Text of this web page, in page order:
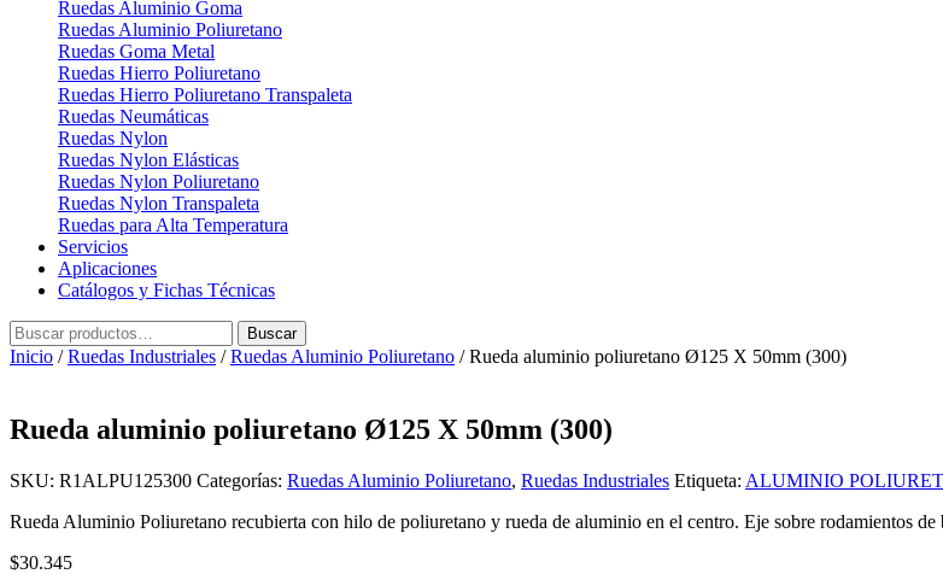
Ruedas Aluminio Goma
Ruedas Aluminio Poliuretano
Ruedas Goma Metal
Ruedas Hierro Poliuretano
Ruedas Hierro Poliuretano Transpaleta
Ruedas Neumáticas
Ruedas Nylon
Ruedas Nylon Elásticas
Ruedas Nylon Poliuretano
Ruedas Nylon Transpaleta
Ruedas para Alta Temperatura
Servicios
Aplicaciones
Catálogos y Fichas Técnicas
Buscar
por:
Buscar
Inicio /Ruedas Industriales /Ruedas Aluminio Poliuretano / Rueda aluminio poliuretano Ø125 X 50mm (300)
Rueda aluminio poliuretano Ø125 X 50mm (300)
SKU: R1ALPU125300 Categorías: Ruedas Aluminio Poliuretano, Ruedas Industriales Etiqueta: ALUMINIO
Rueda Aluminio Poliuretano recubierta con hilo de poliuretano y rueda de aluminio en el centro. Eje sobre rodamientos de
$30.345